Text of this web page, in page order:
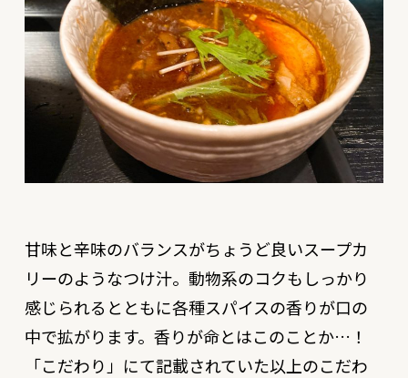
甘味と辛味のバランスがちょうど良いスープカ
リーのようなつけ汁。動物系のコクもしっかり
感じられるとともに各種スパイスの香りが口の
中で拡がります。香りが命とはこのことか…！
「こだわり」にて記載されていた以上のこだわ